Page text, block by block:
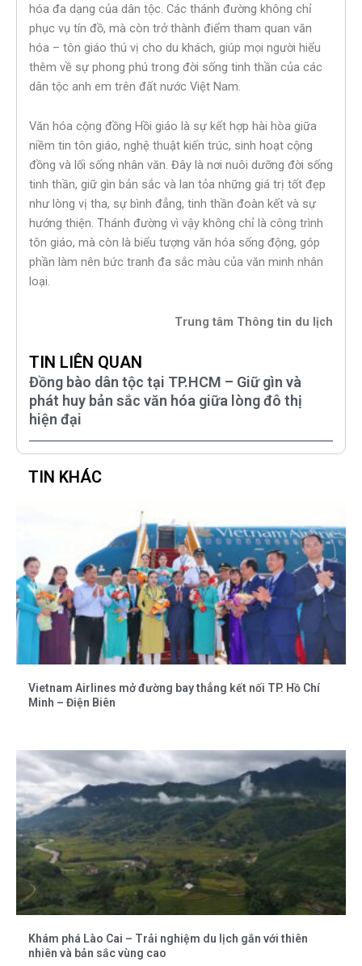
hóa đa dạng của dân tộc. Các thánh đường không chỉ
phục vụ tín đồ, mà còn trở thành điểm tham quan văn
hóa – tôn giáo thú vị cho du khách, giúp mọi người hiểu
thêm về sự phong phú trong đời sống tinh thần của các
dân tộc anh em trên đất nước Việt Nam.
Văn hóa cộng đồng Hồi giáo là sự kết hợp hài hòa giữa
niềm tin tôn giáo, nghệ thuật kiến trúc, sinh hoạt cộng
đồng và lối sống nhân văn. Đây là nơi nuôi dưỡng đời sống
tinh thần, giữ gìn bản sắc và lan tỏa những giá trị tốt đẹp
như lòng vị tha, sự bình đẳng, tinh thần đoàn kết và sự
hướng thiện. Thánh đường vì vậy không chỉ là công trình
tôn giáo, mà còn là biểu tượng văn hóa sống động, góp
phần làm nên bức tranh đa sắc màu của văn minh nhân
loại.
Trung tâm Thông tin du lịch
TIN LIÊN QUAN
Đồng bào dân tộc tại TP.HCM – Giữ gìn và
phát huy bản sắc văn hóa giữa lòng đô thị
hiện đại
TIN KHÁC
Vietnam Airlines mở đường bay thẳng kết nối TP. Hồ Chí
Minh – Điện Biên
Khám phá Lào Cai – Trải nghiệm du lịch gắn với thiên
nhiên và bản sắc vùng cao